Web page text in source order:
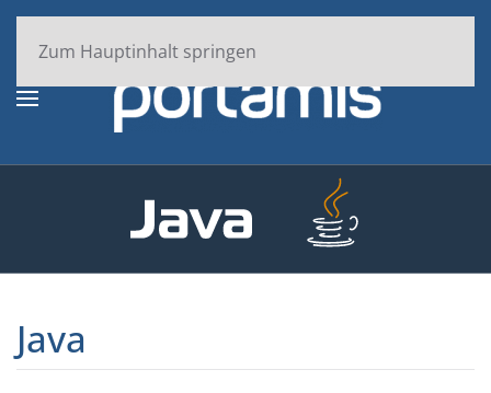
Zum Hauptinhalt springen
Java